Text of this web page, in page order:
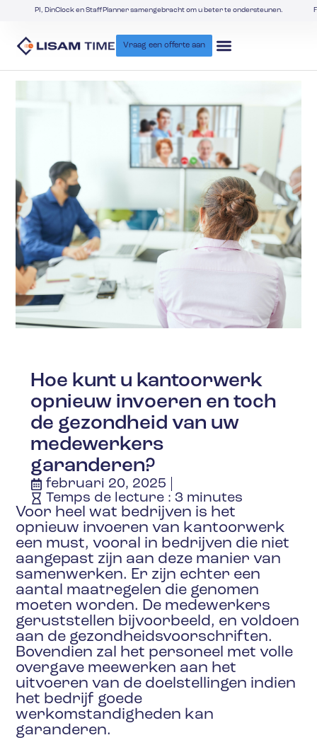
PI, DinClock en StaffPlanner samengebracht om u beter te ondersteunen.
Vraag een offerte aan
Hoe kunt u kantoorwerk
opnieuw invoeren en toch
de gezondheid van uw
medewerkers
garanderen?
februari 20, 2025
Temps de lecture : 3 minutes
Voor heel wat bedrijven is het
opnieuw invoeren van kantoorwerk
een must, vooral in bedrijven die niet
aangepast zijn aan deze manier van
samenwerken. Er zijn echter een
aantal maatregelen die genomen
moeten worden. De medewerkers
geruststellen bijvoorbeeld, en voldoen
aan de gezondheidsvoorschriften.
Bovendien zal het personeel met volle
overgave meewerken aan het
uitvoeren van de doelstellingen indien
het bedrijf goede
werkomstandigheden kan
garanderen.